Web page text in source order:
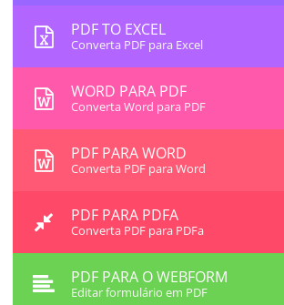
PDF TO EXCEL
Converta PDF para Excel
WORD PARA PDF
Converta Word para PDF
PDF PARA WORD
Converta PDF para Word
PDF PARA PDFA
Converta PDF para PDFa
PDF PARA O WEBFORM
Editar formulário em PDF